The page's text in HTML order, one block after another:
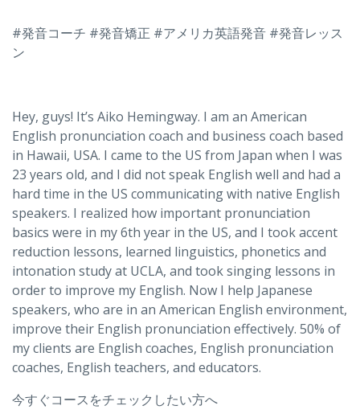
#発音コーチ #発音矯正 #アメリカ英語発音 #発音レッス
ン
Hey, guys! It’s Aiko Hemingway. I am an American
English pronunciation coach and business coach based
in Hawaii, USA. I came to the US from Japan when I was
23 years old, and I did not speak English well and had a
hard time in the US communicating with native English
speakers. I realized how important pronunciation
basics were in my 6th year in the US, and I took accent
reduction lessons, learned linguistics, phonetics and
intonation study at UCLA, and took singing lessons in
order to improve my English. Now I help Japanese
speakers, who are in an American English environment,
improve their English pronunciation effectively. 50% of
my clients are English coaches, English pronunciation
coaches, English teachers, and educators.
今すぐコースをチェックしたい方へ